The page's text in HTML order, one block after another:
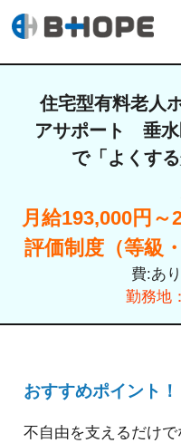
住宅型有料老人
アサポート 垂水
で「よくす
月給193,000円
評価制度（等級
費:あ
勤務地：
おすすめポイント！
不自由を支えるだけ